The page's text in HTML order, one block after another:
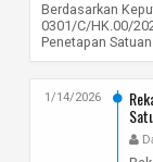
Berdasarkan
0301/C/HK.00/
Penetapan
1/14/2026